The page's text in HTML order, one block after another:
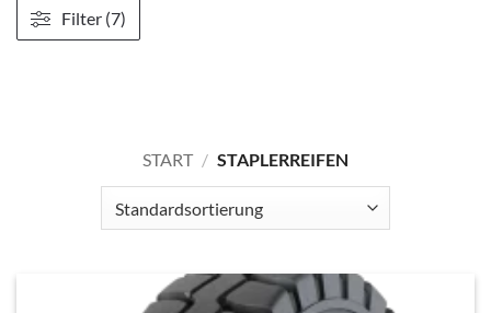
Filter (7)
START / STAPLERREIFEN